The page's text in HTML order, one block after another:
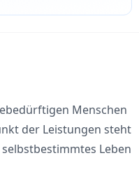
Menschen
der Leistungen steht
Leben
dass das